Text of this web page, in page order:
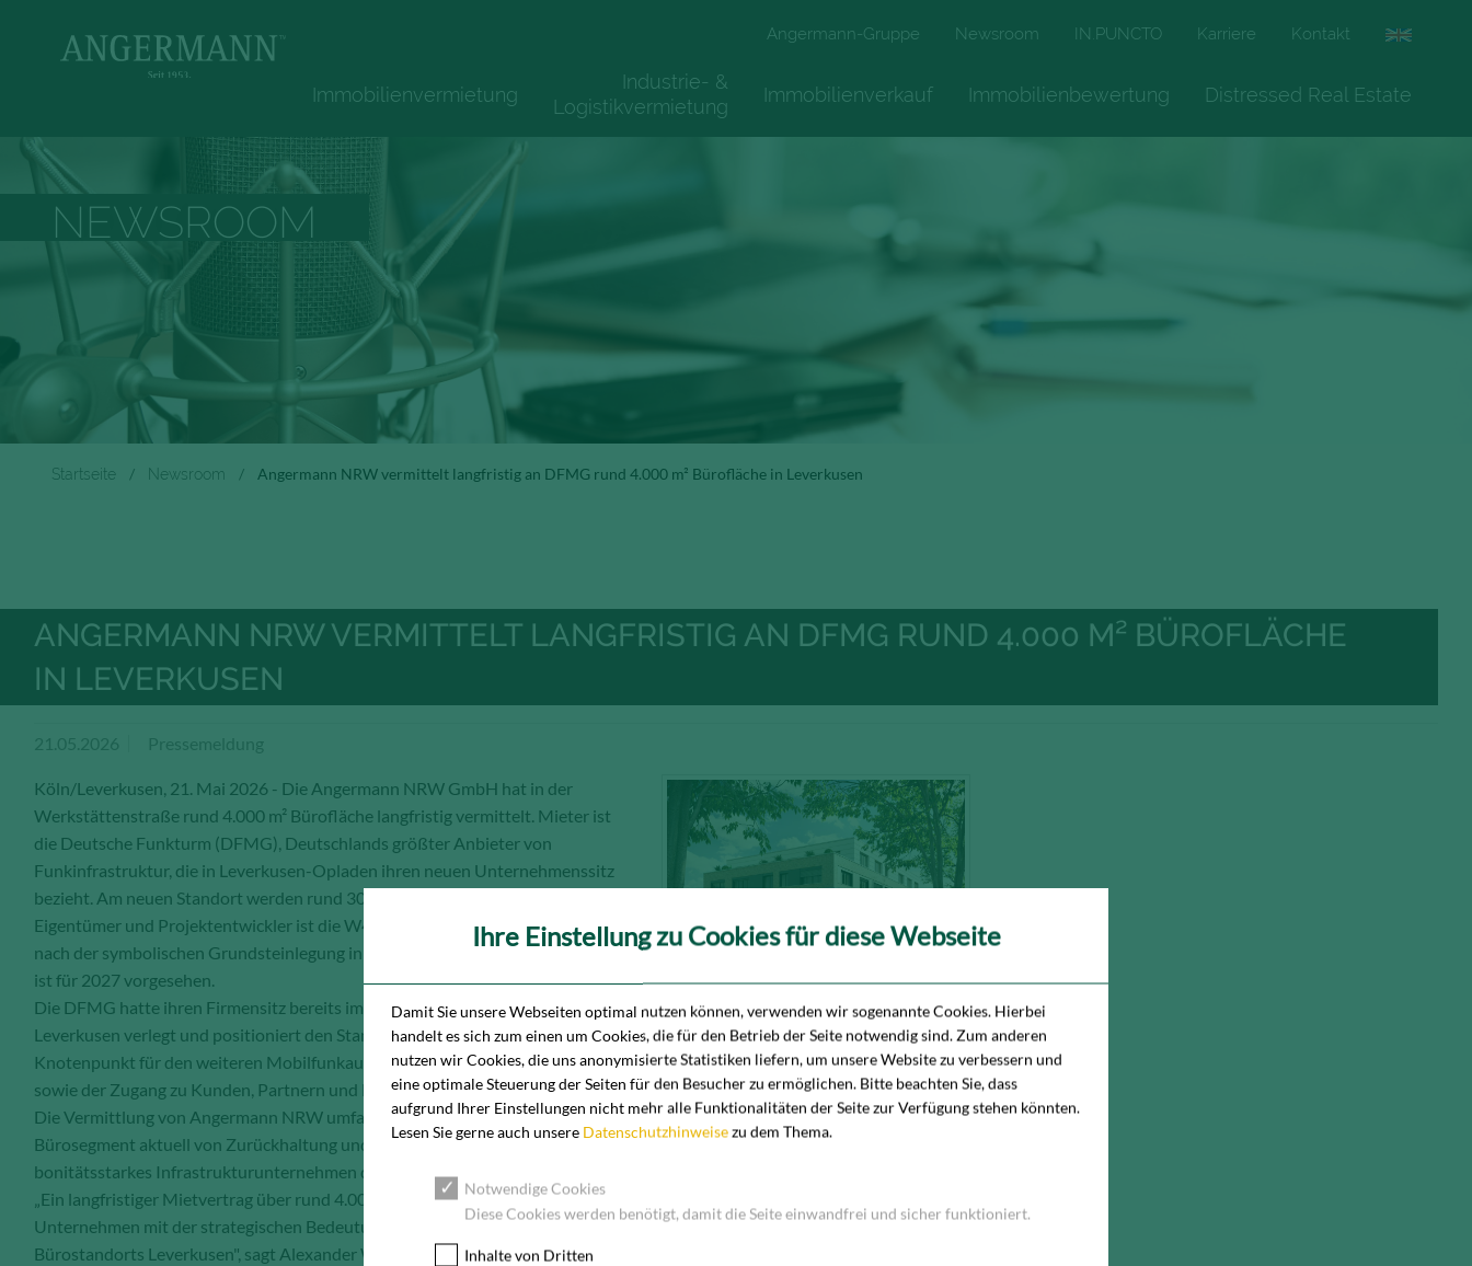
Angermann-Gruppe Newsroom IN.PUNCTO Karriere Kontakt
Immobilienvermietung
Industrie- &
Logistikvermietung
Immobilienverkauf Immobilienbewertung Distressed Real Estate
NEWSROOM
Startseite Newsroom Angermann NRW vermittelt langfristig an DFMG rund 4.000 m² Bürofläche in Leverkusen
ANGERMANN NRW VERMITTELT LANGFRISTIG AN DFMG RUND 4.000 M² BÜROFLÄCHE
IN LEVERKUSEN
21.05.2026 Pressemeldung
Köln/Leverkusen, 21. Mai 2026 - Die Angermann NRW GmbH hat in der
Werkstättenstraße rund 4.000 m² Bürofläche langfristig vermittelt. Mieter ist
die Deutsche Funkturm (DFMG), Deutschlands größter Anbieter von
Funkinfrastruktur, die in Leverkusen-Opladen ihren neuen Unternehmenssitz
bezieht. Am neuen Standort werden rund 300 Beschäftigte tätig sein.
Eigentümer und Projektentwickler ist die W42 GmbH. Der Neubau befindet sich
nach der symbolischen Grundsteinlegung in der Umsetzung; die Fertigstellung
ist für 2027 vorgesehen.
Die DFMG hatte ihren Firmensitz bereits im Sommer 2025 von Münster nach
Leverkusen verlegt und positioniert den Standort öffentlich als strategischen
Knotenpunkt für den weiteren Mobilfunkausbau in Deutschland. Für den dauerhaften Sitz waren die verkehrsgünstige Lage
sowie der Zugang zu Kunden, Partnern und Fachkräften an der Rheinschiene ausschlaggebend.
Die Vermittlung von Angermann NRW umfasst eine langfristige Anmietung. In einem Marktumfeld, das im großflächigen
Bürosegment aktuell von Zurückhaltung und Flächenrückgabe geprägt ist, bindet sich mit der Deutschen Funkturm ein
bonitätsstarkes Infrastrukturunternehmen dauerhaft an den Standort Nordrhein-Westfalen.
„Ein langfristiger Mietvertrag über rund 4.000 m² ist im aktuellen Marktumfeld kein Routineabschluss. Dass sich ein
Unternehmen mit der strategischen Bedeutung der Deutschen Funkturm langfristig bindet, unterstreicht die Qualität des
Bürostandorts Leverkusen", sagt Alexander Wunderle, Managing Partner der Angermann NRW GmbH.
Ihre Einstellung zu Cookies für diese Webseite
Damit Sie unsere Webseiten optimal nutzen können, verwenden wir sogenannte Cookies. Hierbei
handelt es sich zum einen um Cookies, die für den Betrieb der Seite notwendig sind. Zum anderen
nutzen wir Cookies, die uns anonymisierte Statistiken liefern, um unsere Website zu verbessern und
eine optimale Steuerung der Seiten für den Besucher zu ermöglichen. Bitte beachten Sie, dass
aufgrund Ihrer Einstellungen nicht mehr alle Funktionalitäten der Seite zur Verfügung stehen könnten.
Lesen Sie gerne auch unsere Datenschutzhinweisezu dem Thema.
Notwendige Cookies
Diese Cookies werden benötigt, damit die Seite einwandfrei und sicher funktioniert.
Inhalte von Dritten